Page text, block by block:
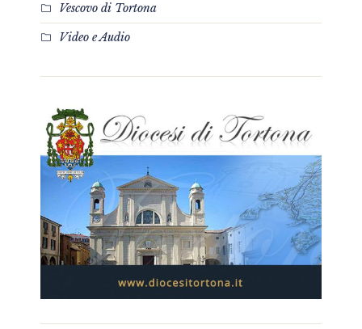
Vescovo di Tortona
Video e Audio